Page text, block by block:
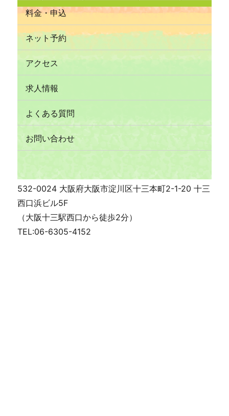
料金・申込
ネット予約
アクセス
求人情報
よくある質問
お問い合わせ
532-0024 大阪府大阪市淀川区十三本町2-1-20 十三
西口浜ビル5F
（大阪十三駅西口から徒歩2分）
TEL:06-6305-4152